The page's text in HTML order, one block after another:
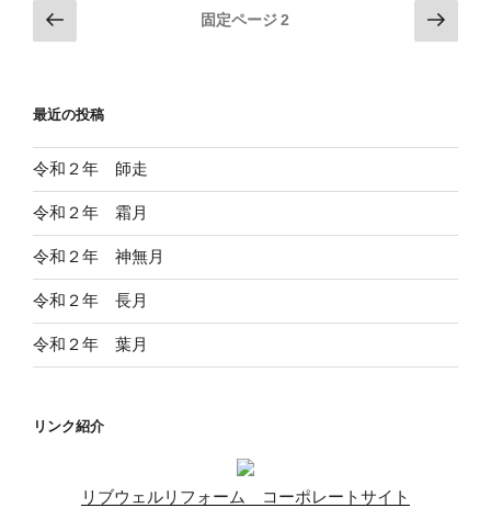
投
稿
ペ
ジ
送
り
前
の
ジ
固定ページ2
次
の
最近の投稿
令和２年 師走
令和２年 霜月
令和２年 神無月
令和２年 長月
令和２年 葉月
リンク紹介
リブウェルリフォーム コーポレートサイト